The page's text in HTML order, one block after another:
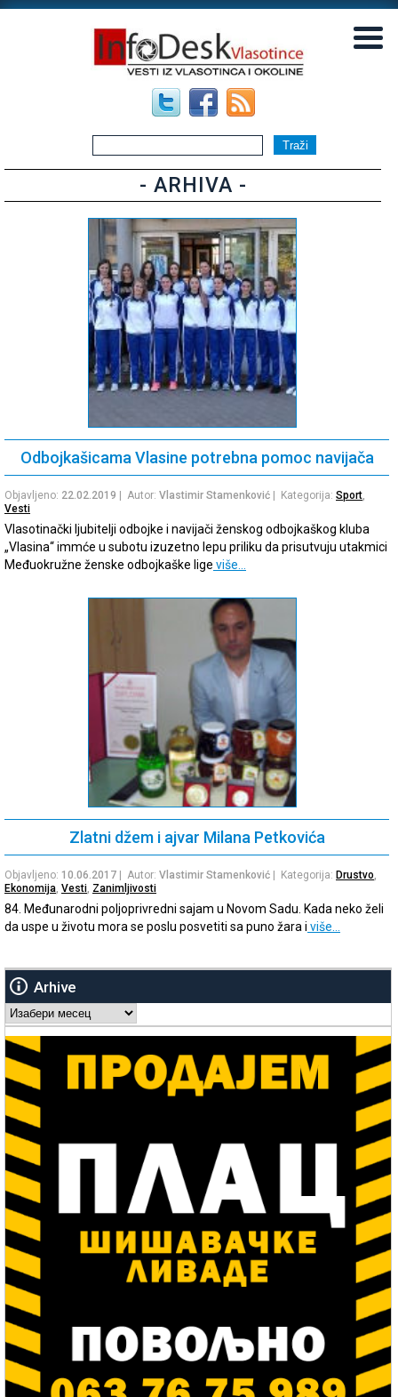
- ARHIVA -
Odbojkašicama Vlasine potrebna pomoc navijača
Objavljeno: 22.02.2019 | Autor: Vlastimir Stamenković | Kategorija: Sport,
Vesti
Vlasotinački ljubitelji odbojke i navijači ženskog odbojkaškog kluba
„Vlasina“ immće u subotu izuzetno lepu priliku da prisutvuju utakmici
Međuokružne ženske odbojkaške lige više…
Zlatni džem i ajvar Milana Petkovića
Objavljeno: 10.06.2017 | Autor: Vlastimir Stamenković | Kategorija: Drustvo,
Ekonomija, Vesti, Zanimljivosti
84. Međunarodni poljoprivredni sajam u Novom Sadu. Kada neko želi
da uspe u životu mora se poslu posvetiti sa puno žara i više…
Arhive
Arhive